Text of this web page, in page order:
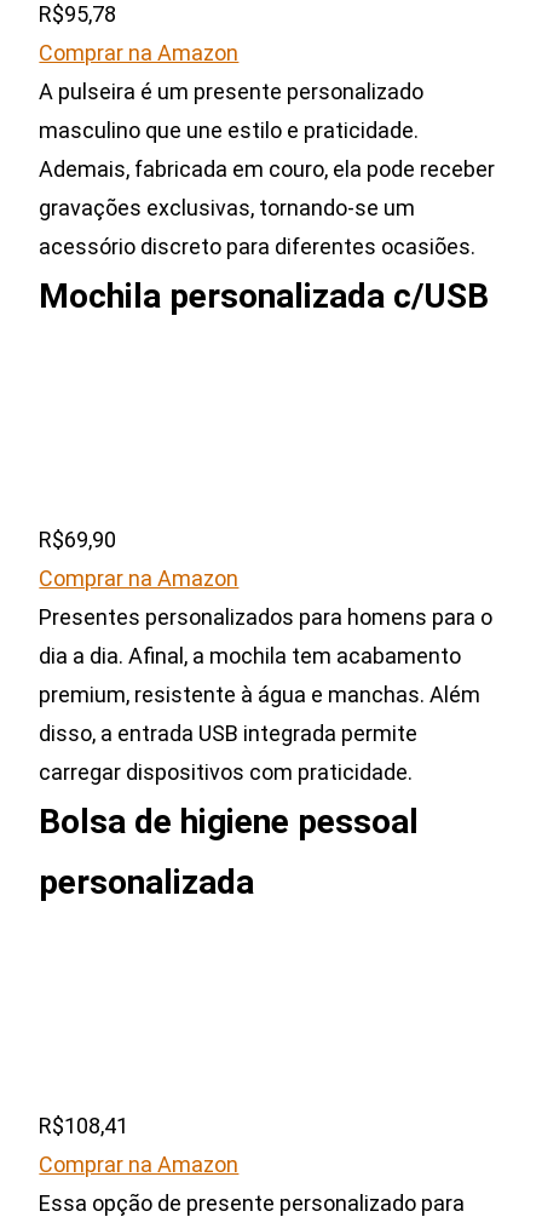
R$95,78
Comprar na Amazon
A pulseira é um presente personalizado
masculino que une estilo e praticidade.
Ademais, fabricada em couro, ela pode receber
gravações exclusivas, tornando-se um
acessório discreto para diferentes ocasiões.
Mochila personalizada c/USB
R$69,90
Comprar na Amazon
Presentes personalizados para homens para o
dia a dia. Afinal, a mochila tem acabamento
premium, resistente à água e manchas. Além
disso, a entrada USB integrada permite
carregar dispositivos com praticidade.
Bolsa de higiene pessoal
personalizada
R$108,41
Comprar na Amazon
Essa opção de presente personalizado para